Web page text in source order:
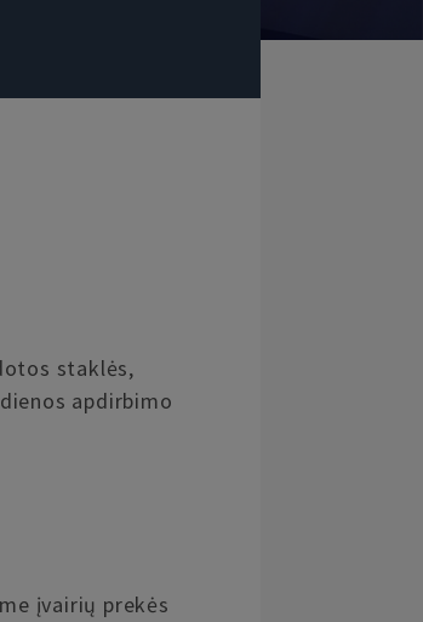
staklės,
apdirbimo
įvairių prekės